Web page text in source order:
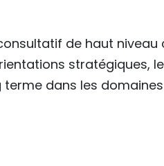
de haut
stratégiques,
dans les